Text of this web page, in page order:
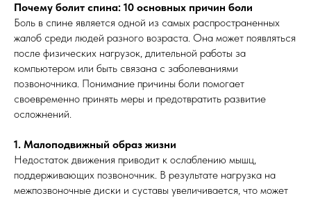
Почему болит спина: 10 основных причин боли
Боль в спине является одной из самых распространенных
жалоб среди людей разного возраста. Она может появляться
после физических нагрузок, длительной работы за
компьютером или быть связана с заболеваниями
позвоночника. Понимание причины боли помогает
своевременно принять меры и предотвратить развитие
осложнений.
1. Малоподвижный образ жизни
Недостаток движения приводит к ослаблению мышц,
поддерживающих позвоночник. В результате нагрузка на
межпозвоночные диски и суставы увеличивается, что может